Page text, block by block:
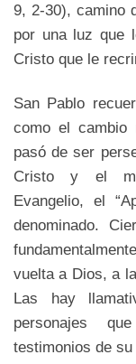
9, 2-30), camino
por una luz que
Cristo que le
San Pablo
como el cambio
pasó de ser
Cristo y el
Evangelio, el
denominado.
vuelta a Dios, a
Las hay
personajes
testimonios de